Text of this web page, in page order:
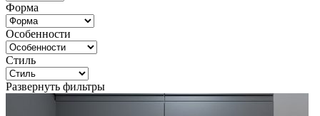
Форма
Особенности
Стиль
Развернуть фильтры